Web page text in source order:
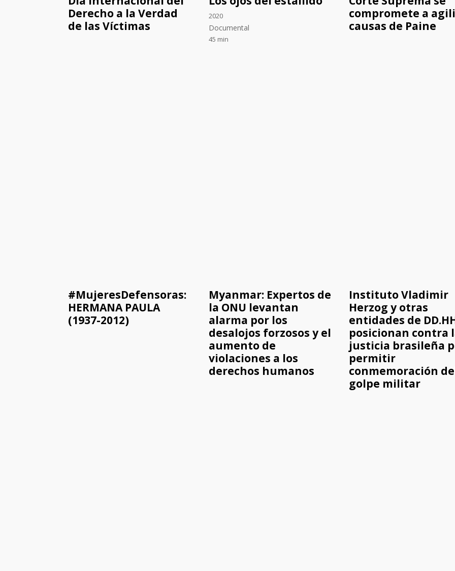
Derecho a la Verdad
de las Víctimas
2020
Documental
45 min
compromete a
causas de Paine
#MujeresDefensoras:
HERMANA PAULA
(1937-2012)
Myanmar: Expertos de
la ONU levantan
alarma por los
desalojos forzosos y el
aumento de
violaciones a los
derechos humanos
Instituto Vladimir
Herzog y otras
entidades de
posicionan contra
justicia brasileña
permitir
conmemoración
golpe militar